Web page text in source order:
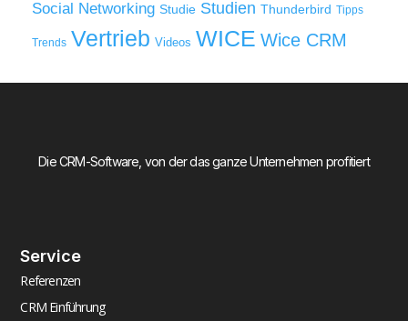
Social Networking Studie Studien Thunderbird Tipps
Trends Vertrieb Videos WICE Wice CRM
Die CRM-Software, von der das ganze Unternehmen profitiert
Service
Referenzen
CRM Einführung